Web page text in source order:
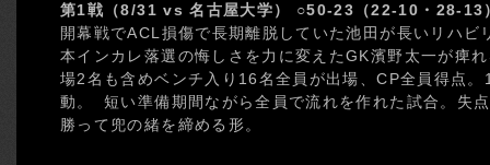
第1戦（8/31 vs 名古屋大学） ○50-23（22-10・28-13
開幕戦でACL損傷で長期離脱していた池田が長いリハ
本インカレ落選の悔しさを力に変えたGK濱野太一が痺
場2名も含めベンチ入り16名全員が出場、CP全員得点
動。 短い準備期間ながら全員で流れを作れた試合。失
勝って兜の緒を締める形。